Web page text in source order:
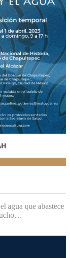
agua que abastece